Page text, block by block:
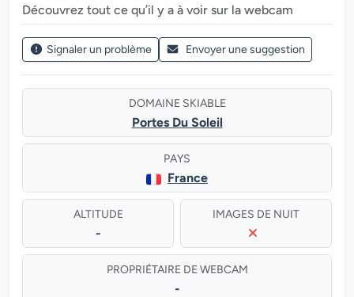
Découvrez tout ce qu’il y a à voir sur la webcam
Signaler un problème Envoyer une suggestion
DOMAINE SKIABLE
Portes Du Soleil
PAYS
France
ALTITUDE
-
IMAGES DE NUIT
PROPRIÉTAIRE DE WEBCAM
-